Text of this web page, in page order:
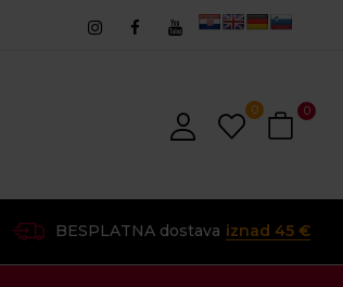
0 0
BESPLATNA dostava iznad 45 €